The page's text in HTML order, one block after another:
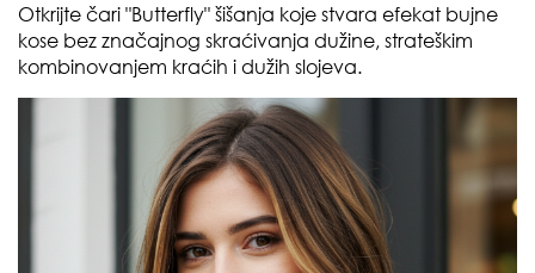
Otkrijte čari "Butterfly" šišanja koje stvara efekat bujne
kose bez značajnog skraćivanja dužine, strateškim
kombinovanjem kraćih i dužih slojeva.